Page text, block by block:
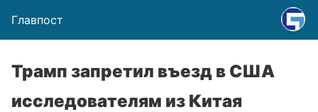
Главпост
Трамп запретил въезд в США
исследователям из Китая